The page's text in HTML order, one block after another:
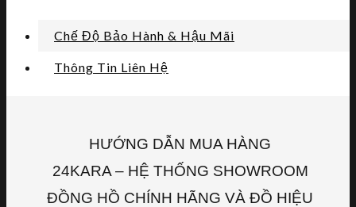
Chế Độ Bảo Hành & Hậu Mãi
Thông Tin Liên Hệ
HƯỚNG DẪN MUA HÀNG
24KARA – HỆ THỐNG SHOWROOM
ĐỒNG HỒ CHÍNH HÃNG VÀ ĐỒ HIỆU